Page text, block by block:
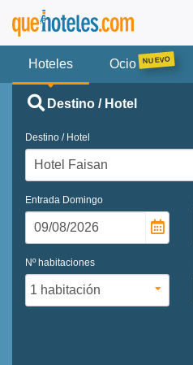
Hoteles Ocio
Destino / Hotel
Destino / Hotel
Entrada Domingo
Nº habitaciones